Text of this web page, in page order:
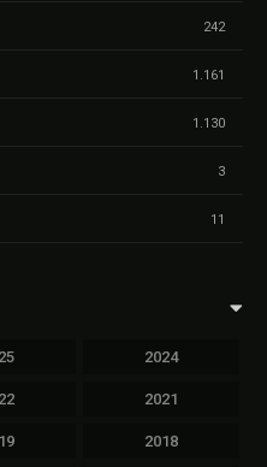
242
1.161
1.130
3
11
2024
2021
2018